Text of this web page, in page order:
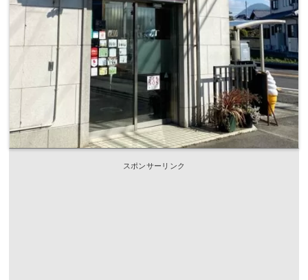
スポンサーリンク